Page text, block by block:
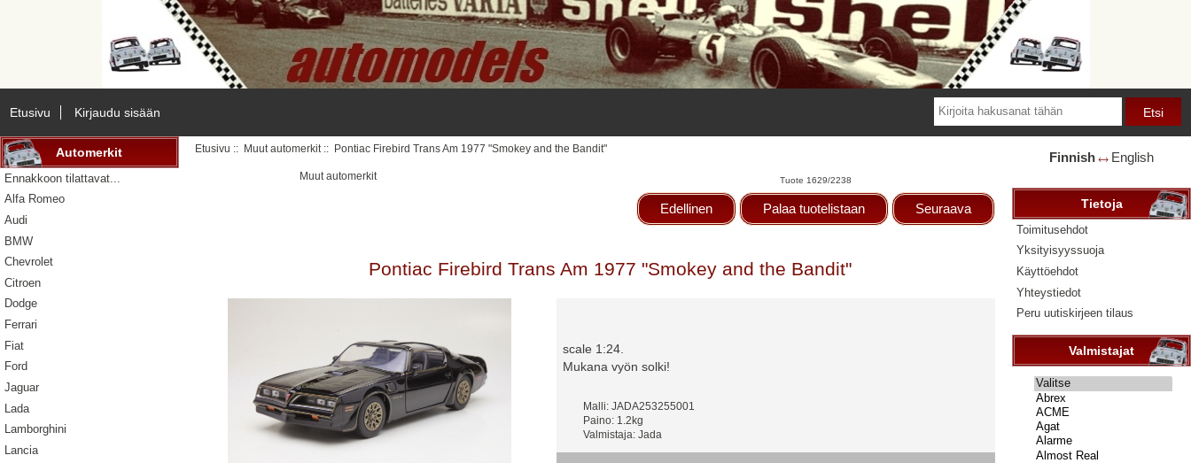
Etusivu Kirjaudu sisään
Automerkit
Ennakkoon tilattavat...
Alfa Romeo
Audi
BMW
Chevrolet
Citroen
Dodge
Ferrari
Fiat
Ford
Jaguar
Lada
Lamborghini
Lancia
Etusivu :: Muut automerkit :: Pontiac Firebird Trans Am 1977 "Smokey and the Bandit"
Muut automerkit Tuote 1629/2238
Edellinen Palaa tuotelistaan Seuraava
Pontiac Firebird Trans Am 1977 "Smokey and the Bandit"
scale 1:24.
Mukana vyön solki!
Malli: JADA253255001
Paino: 1.2kg
Valmistaja: Jada
Finnish 🡘 English
Tietoja
Toimitusehdot
Yksityisyyssuoja
Käyttöehdot
Yhteystiedot
Peru uutiskirjeen tilaus
Valmistajat
Valitse
...